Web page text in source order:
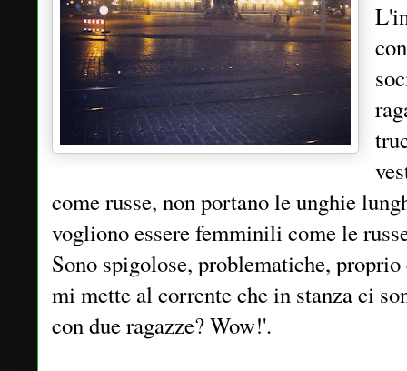
come russe, non portano le unghie
vogliono essere femminili come le
Sono spigolose, problematiche,
mi mette al corrente che in stanza ci
con due ragazze? Wow!'.